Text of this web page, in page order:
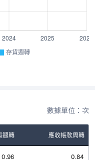
存貨週轉
數據單位：次
週轉 應收帳款周轉
0.96 0.84